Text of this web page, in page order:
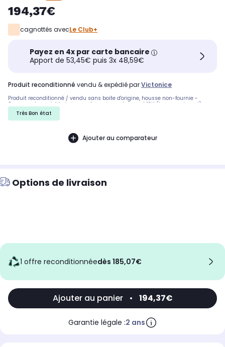
194,37€
cagnottés avecLe Club+
Payez en 4x par carte bancaire
Apport de 53,45€ puis 3x 48,59€
produit reconditionné vendu & expédié parVictonice
Produit reconditionné / vendu sans boite d'origine, housse non-fournie -
Commande expédiée le jour-même si passée avant 13H (hors-week-end).
Très Bon état
Ajouter au comparateur
Options de livraison
1 offre reconditionnée dès 185,07€
Ajouter au panier • 194,37€
Garantie légale :2 ans